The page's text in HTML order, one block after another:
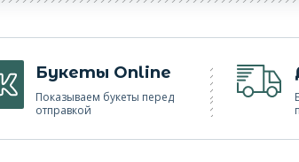
Букеты Online
Показываем букеты перед
отправкой